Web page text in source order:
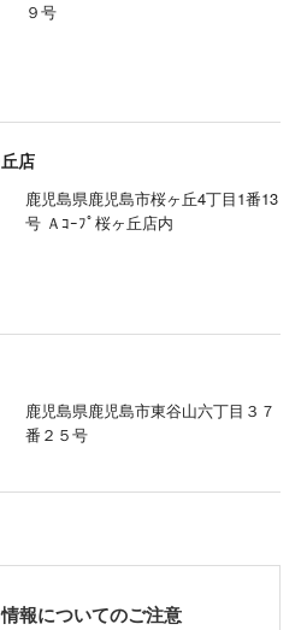
９号
店
鹿児島県鹿児島市桜ヶ丘4丁目1番13
号 Ａｺｰﾌﾟ桜ヶ丘店内
鹿児島県鹿児島市東谷山六丁目３７
番２５号
報についてのご注意